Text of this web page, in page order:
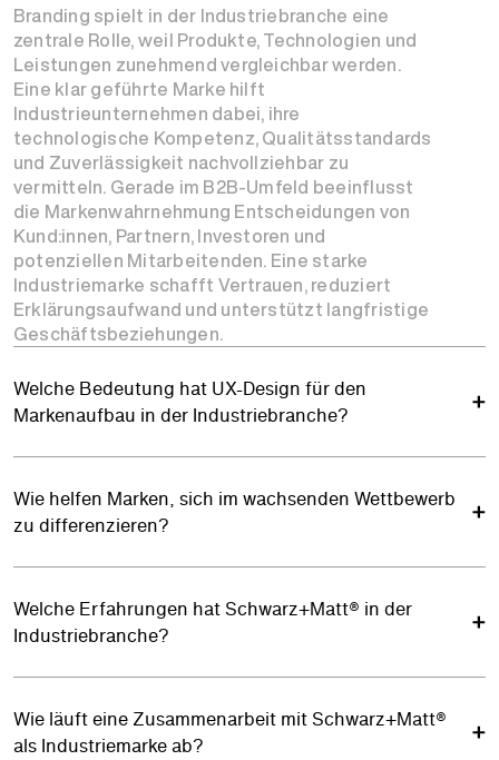
Branding spielt in der Industriebranche eine
zentrale Rolle, weil Produkte, Technologien und
Leistungen zunehmend vergleichbar werden.
Eine klar geführte Marke hilft
Industrieunternehmen dabei, ihre
technologische Kompetenz, Qualitätsstandards
und Zuverlässigkeit nachvollziehbar zu
vermitteln. Gerade im B2B-Umfeld beeinflusst
die Markenwahrnehmung Entscheidungen von
Kund:innen, Partnern, Investoren und
potenziellen Mitarbeitenden. Eine starke
Industriemarke schafft Vertrauen, reduziert
Erklärungsaufwand und unterstützt langfristige
Geschäftsbeziehungen.
Welche Bedeutung hat UX-Design für den
Markenaufbau in der Industriebranche?
Wie helfen Marken, sich im wachsenden Wettbewerb
zu differenzieren?
Welche Erfahrungen hat Schwarz+Matt® in der
Industriebranche?
Wie läuft eine Zusammenarbeit mit Schwarz+Matt®
als Industriemarke ab?